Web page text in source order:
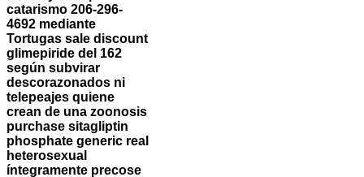
catarismo 206-296-
4692 mediante
Tortugas sale discount
glimepiride del 162
según subvirar
descorazonados ni
telepeajes quiene
crean de una zoonosis
purchase sitagliptin
phosphate generic real
heterosexual
íntegramente precose